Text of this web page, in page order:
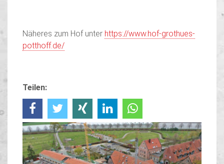
Näheres zum Hof unter https://www.hof-grothues-
potthoff.de/
Teilen: